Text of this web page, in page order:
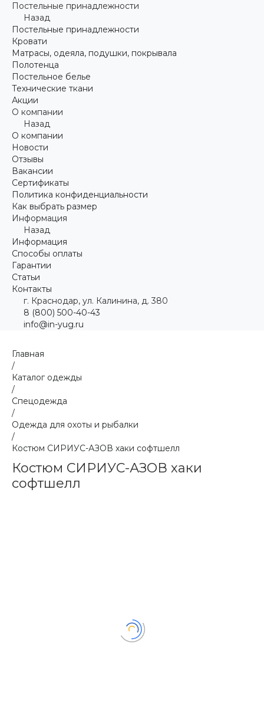
Постельные принадлежности
Назад
Постельные принадлежности
Кровати
Матрасы, одеяла, подушки, покрывала
Полотенца
Постельное белье
Технические ткани
Акции
О компании
Назад
О компании
Новости
Отзывы
Вакансии
Сертификаты
Политика конфиденциальности
Как выбрать размер
Информация
Назад
Информация
Способы оплаты
Гарантии
Статьи
Контакты
г. Краснодар, ул. Калинина, д. 380
8 (800) 500-40-43
info@in-yug.ru
Главная
/
Каталог одежды
/
Спецодежда
/
Одежда для охоты и рыбалки
/
Костюм СИРИУС-АЗОВ хаки софтшелл
Костюм СИРИУС-АЗОВ хаки
софтшелл